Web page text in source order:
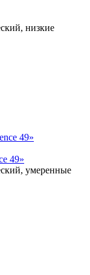
низкие
49»
умеренные